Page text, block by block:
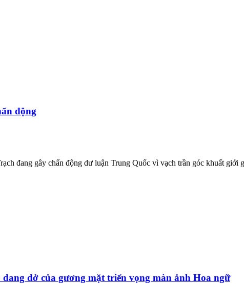
động
đang gây chấn động dư luận Trung Quốc vì vạch trần góc khuất giới
dở của gương mặt triển vọng màn ảnh Hoa ngữ